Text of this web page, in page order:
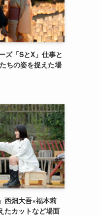
ズ「SとX」仕事と
ちの姿を捉えた場
西畑大吾×福本莉
たカットなど場面